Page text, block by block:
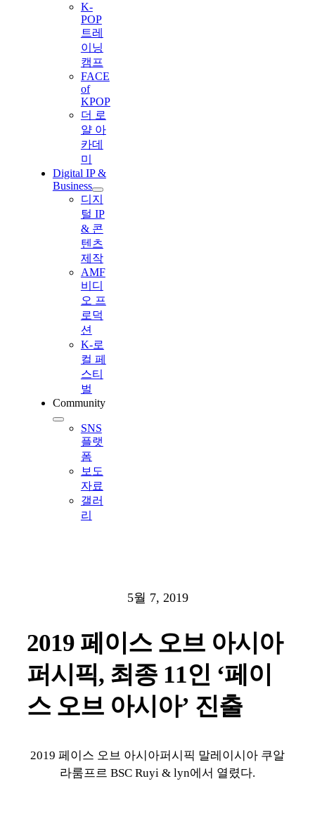
K-
POP
트레
이닝
캠프
FACE
of
KPOP
더 로
얄 아
카데
미
Digital IP &
Business
디지
털 IP
& 콘
텐츠
제작
AMF
비디
오 프
로덕
션
K-로
컬 페
스티
벌
Community
SNS
플랫
폼
보도
자료
갤러
리
5월 7, 2019
2019 페이스 오브 아시아
퍼시픽, 최종 11인 ‘페이
스 오브 아시아’ 진출
2019 페이스 오브 아시아퍼시픽 말레이시아 쿠알
라룸프르 BSC Ruyi & lyn에서 열렸다.